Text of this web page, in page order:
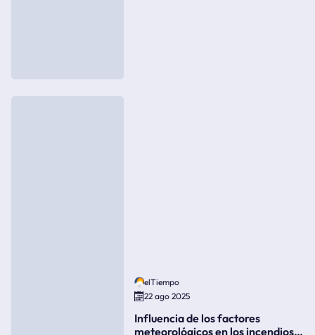
elTiempo
22 ago 2025
Influencia de los factores
meteorológicos en los incendios